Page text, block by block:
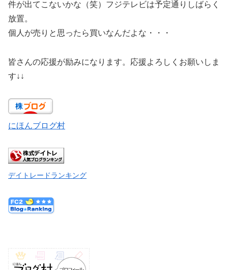
件が出てこないかな（笑）フジテレビは予定通りしばらく
放置。
個人が売りと思ったら買いなんだよな・・・
皆さんの応援が励みになります。応援よろしくお願いしま
す↓↓
にほんブログ村
デイトレードランキング